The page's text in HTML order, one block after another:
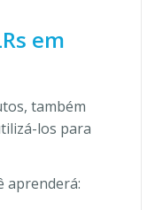
em
também
los para
aprenderá: